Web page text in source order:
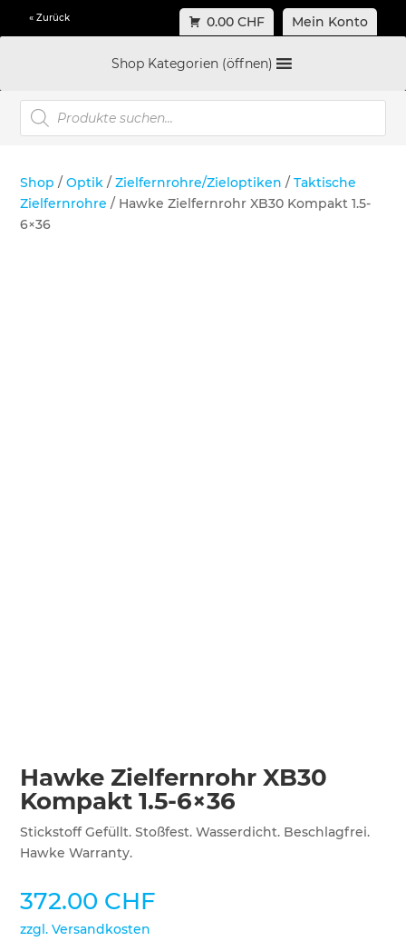
« Zurück 0.00 CHF Mein Konto
Shop Kategorien (öffnen)
Products
search
Shop /Optik /Zielfernrohre/Zieloptiken /Taktische
Zielfernrohre / Hawke Zielfernrohr XB30 Kompakt 1.5-
6×36
Hawke Zielfernrohr XB30
Kompakt 1.5-6×36
Stickstoff Gefüllt. Stoßfest. Wasserdicht. Beschlagfrei.
Hawke Warranty.
372.00 CHF
zzgl. Versandkosten